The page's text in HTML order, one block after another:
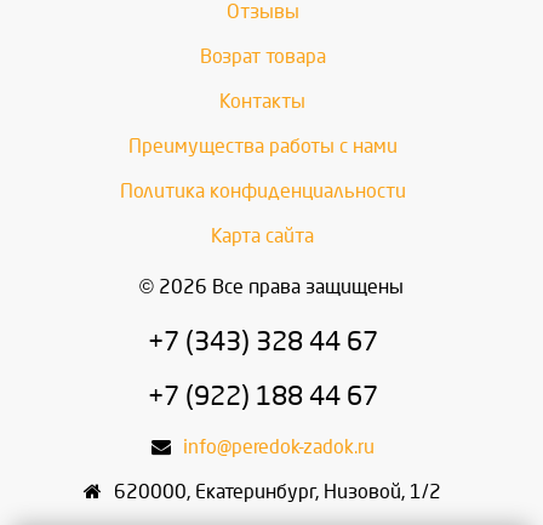
Отзывы
Возрат товара
Контакты
Преимущества работы с нами
Политика конфиденциальности
Карта сайта
© 2026 Все права защищены
+7 (343) 328 44 67
+7 (922) 188 44 67
info@peredok-zadok.ru
620000, Екатеринбург, Низовой, 1/2